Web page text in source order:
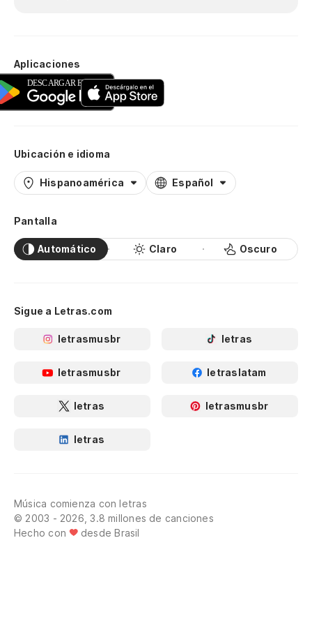
Aplicaciones
Ubicación e idioma
Hispanoamérica Español
Pantalla
Automático Claro Oscuro
Sigue a Letras.com
letrasmusbr letras
letrasmusbr letraslatam
letras letrasmusbr
letras
Música comienza con letras
© 2003 - 2026, 3.8 millones de canciones
Hecho con
desde Brasil